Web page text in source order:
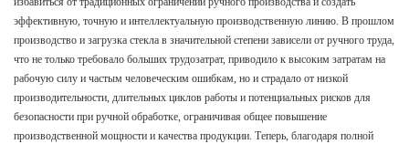
эффективную, точную и интеллектуальную производственную линию. В прошлом
производство и загрузка стекла в значительной степени зависели от ручного труда,
что не только требовало больших трудозатрат, приводило к высоким затратам на
рабочую силу и частым человеческим ошибкам, но и страдало от низкой
производительности, длительных циклов работы и потенциальных рисков для
безопасности при ручной обработке, ограничивая общее повышение
производственной мощности и качества продукции. Теперь, благодаря полной